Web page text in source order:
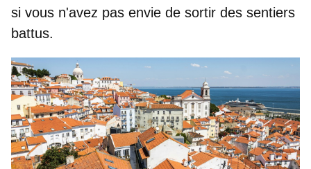
si vous n'avez pas envie de sortir des sentiers
battus.